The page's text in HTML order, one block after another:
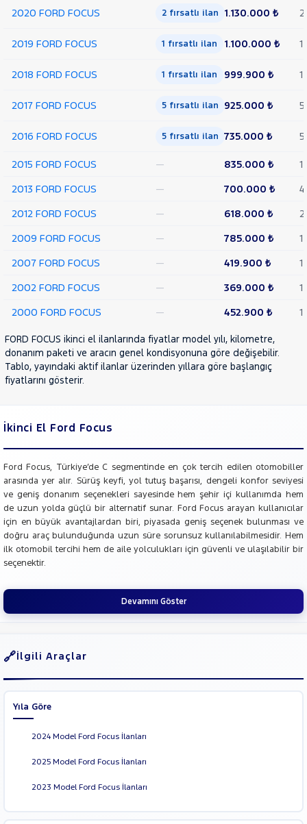
LANCIA
MAN
MERCEDES-
BENZ
MINI
MITSUBISHI
NISSAN
OPEL
PEUGEOT
SKODA
SSANGYONG
SUBARU
TESLA
TOYOTA
TRAKTÖR
2020 FORD FOCUS 2 fırsatlı ilan 1.130.000 ₺ 2
2019 FORD FOCUS 1 fırsatlı ilan 1.100.000 ₺ 1
2018 FORD FOCUS 1 fırsatlı ilan 999.900 ₺ 1
2017 FORD FOCUS 5 fırsatlı ilan 925.000 ₺ 5
2016 FORD FOCUS 5 fırsatlı ilan 735.000 ₺ 5
2015 FORD FOCUS — 835.000 ₺
1
2013 FORD FOCUS
— 700.000 ₺
4
2012 FORD FOCUS
— 618.000 ₺
2
2009 FORD FOCUS
— 785.000 ₺
1
2007 FORD FOCUS
— 419.900 ₺
1
2002 FORD FOCUS
— 369.000 ₺
1
2000 FORD FOCUS
— 452.900 ₺ 1
FORD FOCUS ikinci el ilanlarında fiyatlar model yılı, kilometre,
donanım paketi ve aracın genel kondisyonuna göre değişebilir.
Tablo, yayındaki aktif ilanlar üzerinden yıllara göre başlangıç
fiyatlarını gösterir.
İkinci El Ford Focus
Ford Focus, Türkiye’de C segmentinde en çok tercih edilen otomobiller
arasında yer alır. Sürüş keyfi, yol tutuş başarısı, dengeli konfor seviyesi
ve geniş donanım seçenekleri sayesinde hem şehir içi kullanımda hem
de uzun yolda güçlü bir alternatif sunar. Ford Focus arayan kullanıcılar
için en büyük avantajlardan biri, piyasada geniş seçenek bulunması ve
doğru araç bulunduğunda uzun süre sorunsuz kullanılabilmesidir. Hem
ilk otomobil tercihi hem de aile yolculukları için güvenli ve ulaşılabilir bir
seçenektir.
Devamını Göster
İlgili Araçlar
Yıla Göre
2024 Model Ford Focus İlanları
2025 Model Ford Focus İlanları
2023 Model Ford Focus İlanları